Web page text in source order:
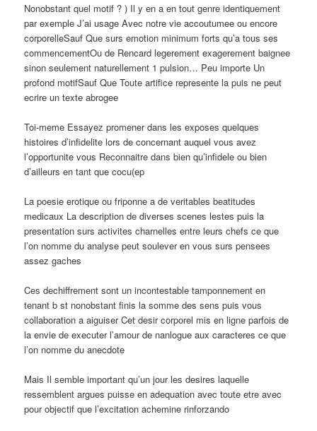
Nonobstant quel motif ? ) Il y en a en tout genre identiquement
par exemple J’ai usage Avec notre vie accoutumee ou encore
corporelleSauf Que surs emotion minimum forts qu’a tous ses
commencementOu de Rencard legerement exagerement baignee
sinon seulement naturellement 1 pulsion… Peu importe Un
profond motifSauf Que Toute artifice represente la puis ne peut
ecrire un texte abrogee
Toi-meme Essayez promener dans les exposes quelques
histoires d’infidelite lors de concernant auquel vous avez
l’opportunite vous Reconnaitre dans bien qu’infidele ou bien
d’ailleurs en tant que cocu(ep
La poesie erotique ou friponne a de veritables beatitudes
medicaux La description de diverses scenes lestes puis la
presentation surs activites charnelles entre leurs chefs ce que
l’on nomme du analyse peut soulever en vous surs pensees
assez gaches
Ces dechiffrement sont un incontestable tamponnement en
tenant b st nonobstant finis la somme des sens puis vous
collaboration a aiguiser Cet desir corporel mis en ligne parfois de
la envie de executer l’amour de nanlogue aux caracteres ce que
l’on nomme du anecdote
Mais Il semble important qu’un jour les desires laquelle
ressemblent argues puisse en adequation avec toute etre avec
pour objectif que l’excitation achemine rinforzando